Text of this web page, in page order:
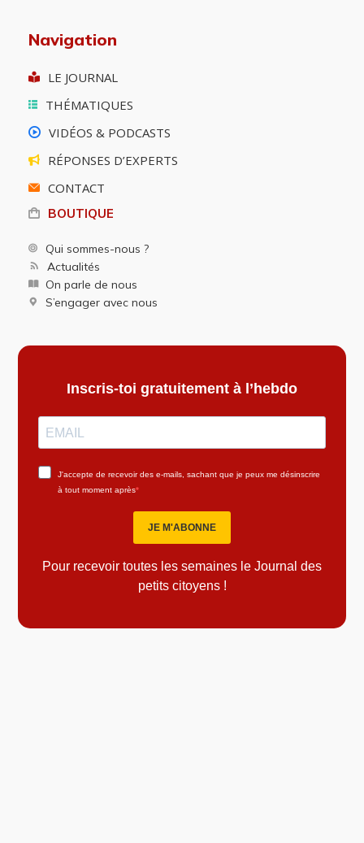
Navigation
LE JOURNAL
THÉMATIQUES
VIDÉOS & PODCASTS
RÉPONSES D’EXPERTS
CONTACT
BOUTIQUE
Qui sommes-nous ?
Actualités
On parle de nous
S’engager avec nous